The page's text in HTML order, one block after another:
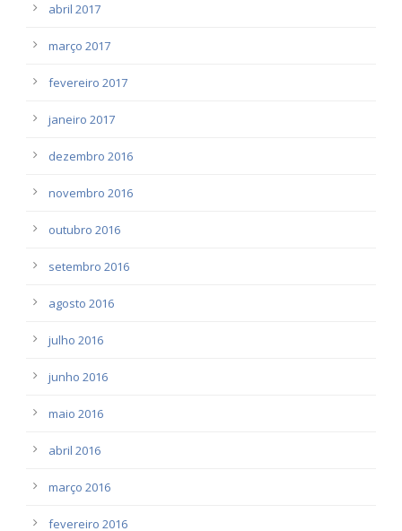
abril 2017
março 2017
fevereiro 2017
janeiro 2017
dezembro 2016
novembro 2016
outubro 2016
setembro 2016
agosto 2016
julho 2016
junho 2016
maio 2016
abril 2016
março 2016
fevereiro 2016